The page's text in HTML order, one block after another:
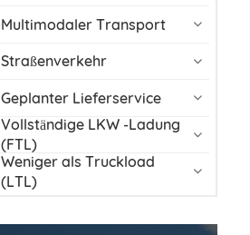
Multimodaler Transport
Straßenverkehr
Geplanter Lieferservice
Vollständige LKW -Ladung
(FTL)
Weniger als Truckload
(LTL)